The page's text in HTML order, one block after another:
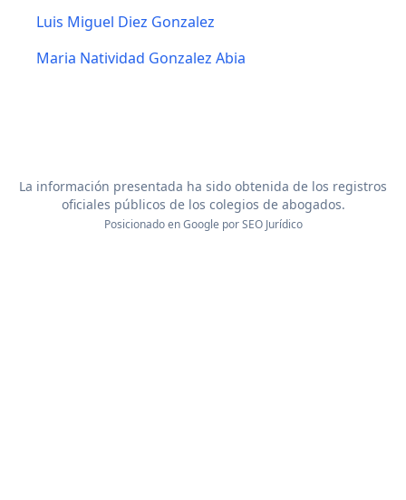
Luis Miguel Diez Gonzalez
Maria Natividad Gonzalez Abia
La información presentada ha sido obtenida de los registros
oficiales públicos de los colegios de abogados.
Posicionado en Google porSEO Jurídico